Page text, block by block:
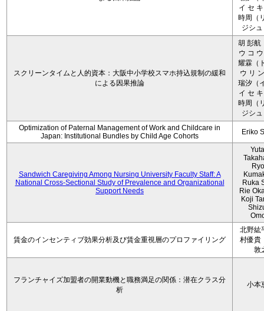
イ セ
時周（
ジシ
スクリーンタイムと人的資本：大阪中小学校スマホ持込規制の緩和
による因果推論
胡 彭航
ウ コ
耀霖（
ウ リ
瑞汐（
イ セ
時周（
ジシ
Optimization of Paternal Management of Work and Childcare in
Japan: Institutional Bundles by Child Age Cohorts
Eriko
Sandwich Caregiving Among Nursing University Faculty Staff: A
National Cross-Sectional Study of Prevalence and Organizational
Support Needs
Ruka
Rie
Koji
賃金のインセンティブ効果分析及び賃金重視層のプロファイリング
北野紘
村優貴
敦
フランチャイズ加盟者の開業動機と職務満足の関係：潜在クラス分
析
小本